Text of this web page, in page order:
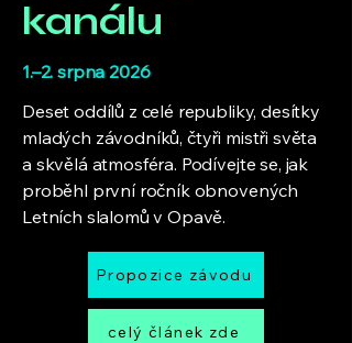
kanálu
1.–2. srpna 2026
Deset oddílů z celé republiky, desítky
mladých závodníků, čtyři mistři světa
a skvělá atmosféra. Podívejte se, jak
proběhl první ročník obnovených
Letních slalomů v Opavě.
Propozice závodu
celý článek zde